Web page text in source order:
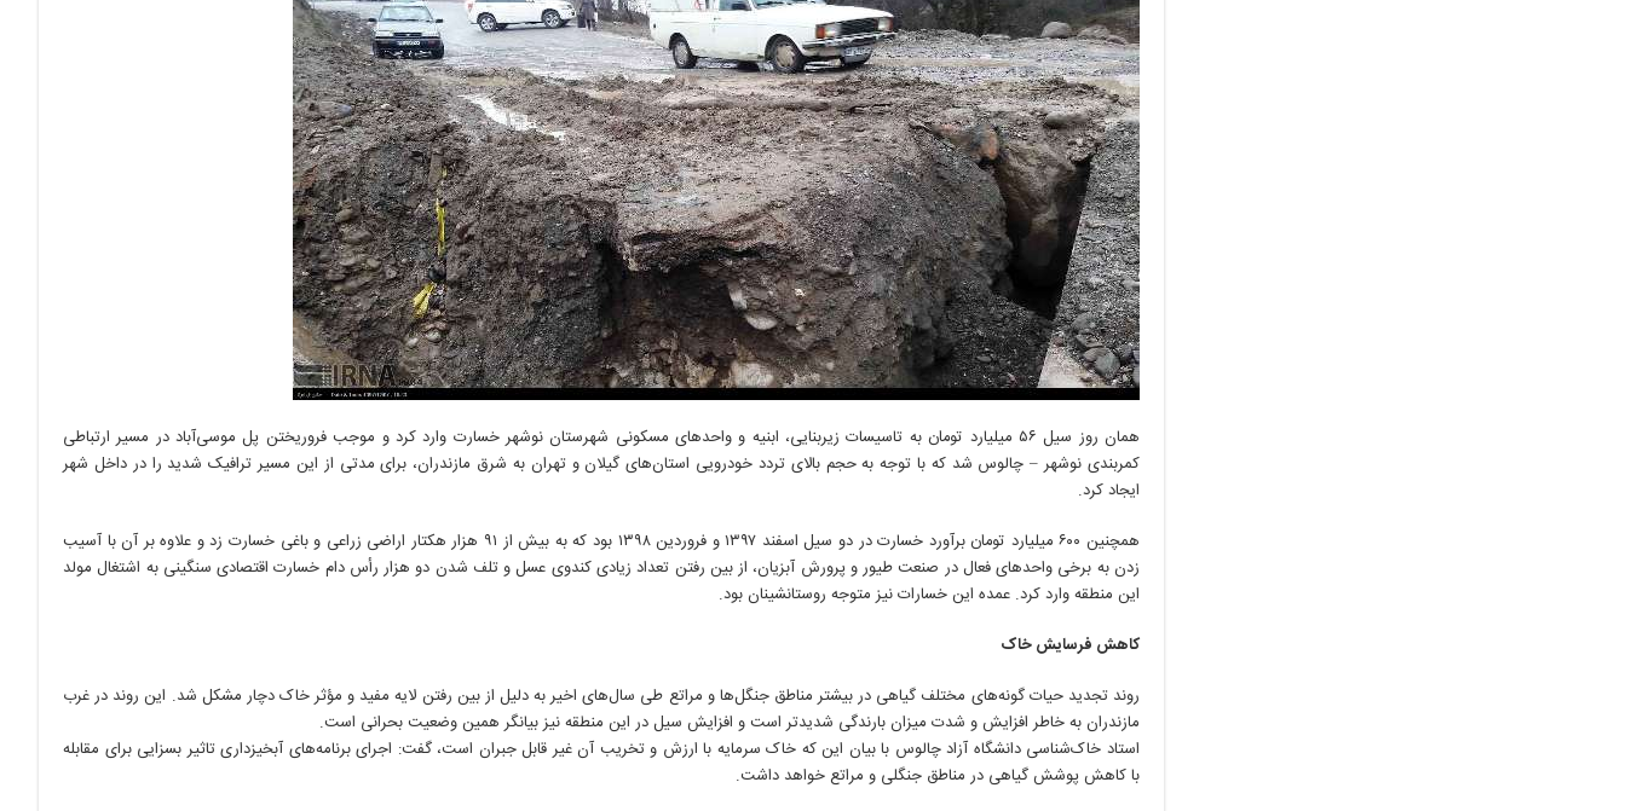
همان روز سیل ۵۶ میلیارد تومان به تاسیسات زیربنایی، ابنیه و واحدهای مسکونی شهرستان نوشهر خسارت وارد کرد و موجب فروریختن پل موسی‌آباد در مسیر ارتباطی
کمربندی نوشهر – چالوس شد که با توجه به حجم بالای تردد خودرویی استان‌های گیلان و تهران به شرق مازندران، برای مدتی از این مسیر ترافیک شدید را در داخل شهر
ایجاد کرد.
همچنین ۶۰۰ میلیارد تومان برآورد خسارت در دو سیل اسفند ۱۳۹۷ و فروردین ۱۳۹۸ بود که به بیش از ۹۱ هزار هکتار اراضی زراعی و باغی خسارت زد و علاوه بر آن با آسیب
زدن به برخی واحدهای فعال در صنعت طیور و پرورش آبزیان، از بین رفتن تعداد زیادی کندوی عسل و تلف شدن دو هزار رأس دام خسارت اقتصادی سنگینی به اشتغال مولد
این منطقه وارد کرد. عمده این خسارات نیز متوجه روستانشینان بود.
کاهش فرسایش خاک
روند تجدید حیات گونه‌های مختلف گیاهی در بیشتر مناطق جنگل‌ها و مراتع طی سال‌های اخیر به دلیل از بین رفتن لایه مفید و مؤثر خاک دچار مشکل شد. این روند در غرب
مازندران به خاطر افزایش و شدت میزان بارندگی شدیدتر است و افزایش سیل‌ در این منطقه نیز بیانگر همین وضعیت بحرانی است.
استاد خاک‌شناسی دانشگاه آزاد چالوس با بیان این که خاک سرمایه با ارزش و تخریب آن غیر قابل جبران است، گفت: اجرای برنامه‌های آبخیزداری تاثیر بسزایی برای مقابله
با کاهش پوشش گیاهی در مناطق جنگلی و مراتع خواهد داشت.